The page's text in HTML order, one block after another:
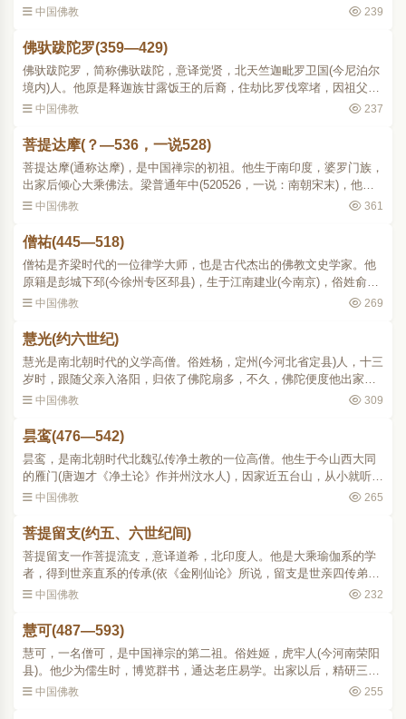
尊称他为摩诃衍。刘宋元嘉十二年(435)他经过狮子国(今斯里兰卡)等
中国佛教 239
佛驮跋陀罗(359—429)
佛驮跋陀罗，简称佛驮跋陀，意译觉贤，北天竺迦毗罗卫国(今尼泊尔
境内)人。他原是释迦族甘露饭王的后裔，住劫比罗伐窣堵，因祖父在
北天竺一带经商，迁居出来。五岁时，父母相继病故，寄养于舅家。
中国佛教 237
菩提达摩(？—536，一说528)
菩提达摩(通称达摩)，是中国禅宗的初祖。他生于南印度，婆罗门族，
出家后倾心大乘佛法。梁普通年中(520526，一说：南朝宋末)，他自
印度航海来到广州，从这里北行至魏，到处以禅法教人。据说他在洛
中国佛教 361
僧祐(445—518)
僧祐是齐梁时代的一位律学大师，也是古代杰出的佛教文史学家。他
原籍是彭城下邳(今徐州专区邳县)，生于江南建业(今南京)，俗姓俞
氏。幼小时随父母入建初寺(当时在建业城内)礼拜，欢喜踊跃，就不肯
中国佛教 269
慧光(约六世纪)
慧光是南北朝时代的义学高僧。俗姓杨，定州(今河北省定县)人，十三
岁时，跟随父亲入洛阳，归依了佛陀扇多，不久，佛陀便度他出家，
常为人讲经，有圣沙弥之称。佛陀以戒律为智慧的基本，令他先听讲
中国佛教 309
昙鸾(476—542)
昙鸾，是南北朝时代北魏弘传净土教的一位高僧。他生于今山西大同
的雁门(唐迦才《净土论》作并州汶水人)，因家近五台山，从小就听了
有关文殊菩萨灵异的传说。十余岁时，即登山访寻，备见遗迹，心里
中国佛教 265
菩提留支(约五、六世纪间)
菩提留支一作菩提流支，意译道希，北印度人。他是大乘瑜伽系的学
者，得到世亲直系的传承(依《金刚仙论》所说，留支是世亲四传弟
子)。他不但深通显教，还熟悉当时流行的秘密陀罗尼法门。北魏永平
中国佛教 232
慧可(487—593)
慧可，一名僧可，是中国禅宗的第二祖。俗姓姬，虎牢人(今河南荣阳
县)。他少为儒生时，博览群书，通达老庄易学。出家以后，精研三藏
内典。年约四十岁时，遇天竺沙门菩提达摩在嵩洛(今河南嵩山洛阳)游
中国佛教 255